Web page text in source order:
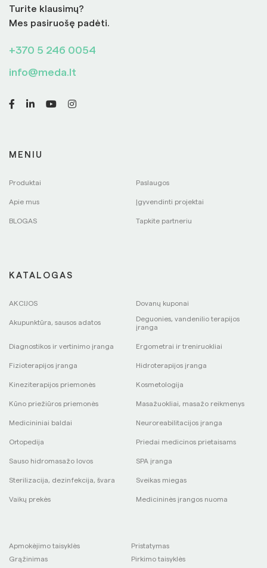
Turite klausimų?
Mes pasiruošę padėti.
+370 5 246 0054
info@meda.lt
MENIU
Produktai Paslaugos
Apie mus Įgyvendinti projektai
BLOGAS Tapkite partneriu
KATALOGAS
AKCIJOS Dovanų kuponai
Akupunktūra, sausos adatos
Deguonies, vandenilio terapijos
įranga
Diagnostikos ir vertinimo įranga Ergometrai ir treniruokliai
Fizioterapijos įranga Hidroterapijos įranga
Kineziterapijos priemonės Kosmetologija
Kūno priežiūros priemonės Masažuokliai, masažo reikmenys
Medicininiai baldai Neuroreabilitacijos įranga
Ortopedija Priedai medicinos prietaisams
Sauso hidromasažo lovos SPA įranga
Sterilizacija, dezinfekcija, švara Sveikas miegas
Vaikų prekės Medicininės įrangos nuoma
Apmokėjimo taisyklės
Pristatymas
Grąžinimas
Pirkimo taisyklės